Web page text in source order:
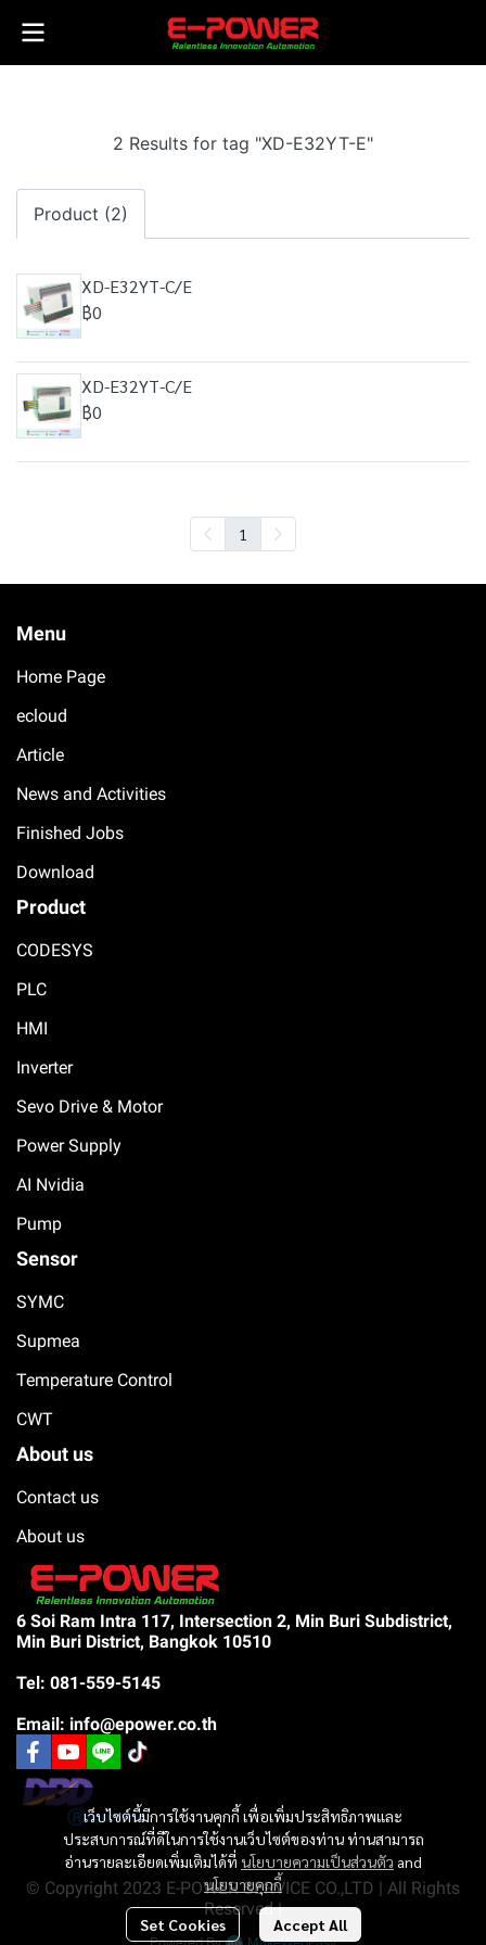
2 Results for tag "XD-E32YT-E"
Product (2)
XD-E32YT-C/E
฿0
XD-E32YT-C/E
฿0
1
เว็บไซต์นี้มีการใช้งานคุกกี้ เพื่อเพิ่มประสิทธิภาพและ
ประสบการณ์ที่ดีในการใช้งานเว็บไซต์ของท่าน ท่านสามารถ
อ่านรายละเอียดเพิ่มเติมได้ที่ นโยบายความเป็นส่วนตัว and
นโยบายคุกกี้
Set Cookies Accept All
Menu
Home Page
ecloud
Article
News and Activities
Finished Jobs
Download
Product
CODESYS
PLC
HMI
Inverter
Sevo Drive & Motor
Power Supply
AI Nvidia
Pump
Sensor
SYMC
Supmea
Temperature Control
CWT
About us
Contact us
About us
6 Soi Ram Intra 117, Intersection 2, Min Buri Subdistrict,
Min Buri District, Bangkok 10510
Tel: 081-559-5145
Email: info@epower.co.th
© Copyright 2023 E-POWER SERVICE CO.,LTD | All Rights
Reserved |